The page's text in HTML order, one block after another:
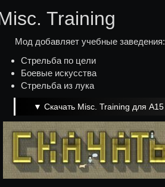
Training
Мод добавляет учебные заведения:
Стрельба по цели
Боевые искусства
Стрельба из лука
▼ Скачать Misc. Training для A15